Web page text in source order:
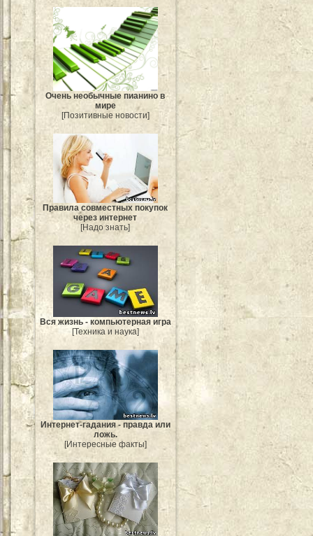
Очень необычные пианино в
мире
[Позитивные новости]
Правила совместных покупок
через интернет
[Надо знать]
Вся жизнь - компьютерная игра
[Техника и наука]
Интернет-гадания - правда или
ложь.
[Интересные факты]